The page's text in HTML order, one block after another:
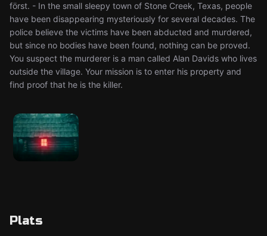
först. - In the small sleepy town of Stone Creek, Texas, people
have been disappearing mysteriously for several decades. The
police believe the victims have been abducted and murdered,
but since no bodies have been found, nothing can be proved.
You suspect the murderer is a man called Alan Davids who lives
outside the village. Your mission is to enter his property and
find proof that he is the killer.
Plats